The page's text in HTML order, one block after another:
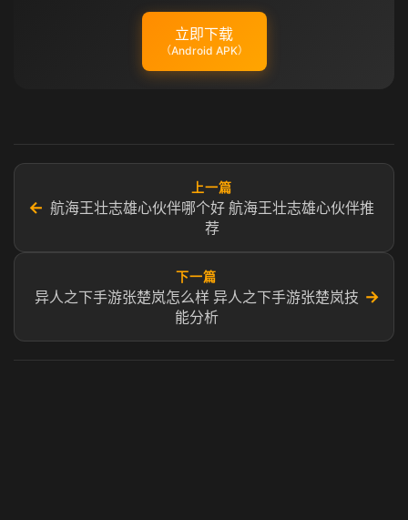
立即下载
（Android APK）
←
上一篇
航海王壮志雄心伙伴哪个好 航海王壮志雄心伙伴推
荐
下一篇
异人之下手游张楚岚怎么样 异人之下手游张楚岚技
能分析
→